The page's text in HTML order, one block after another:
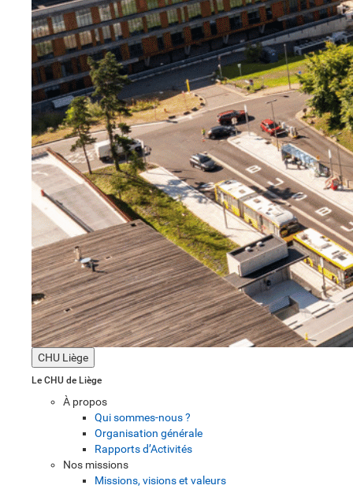
CHU Liège
Le CHU de Liège
À propos
Qui sommes-nous ?
Organisation générale
Rapports d’Activités
Nos missions
Missions, visions et valeurs